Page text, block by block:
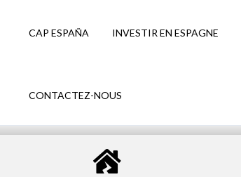
CAP ESPAÑA INVESTIR EN ESPAGNE
CONTACTEZ-NOUS